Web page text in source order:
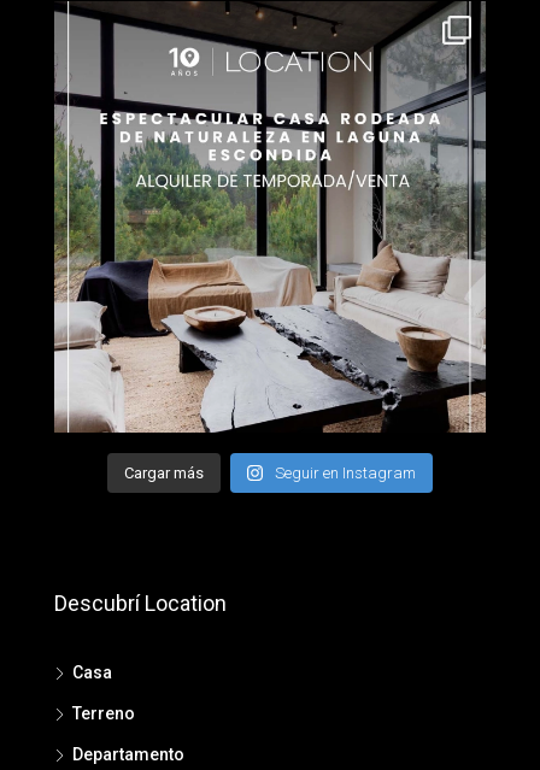
Cargar más Seguir en Instagram
Descubrí Location
Casa
Terreno
Departamento